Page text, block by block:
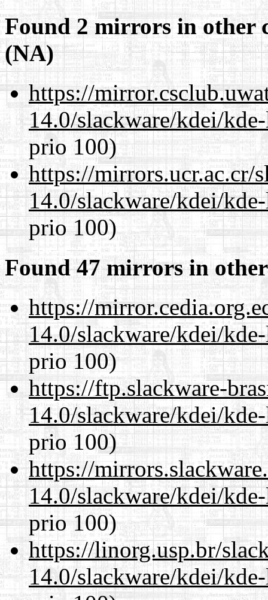
Found 2 mirrors in other
(NA)
https://
14.0/slackware/kdei/
prio 100)
https://mirrors.ucr.ac.cr/
14.0/slackware/kdei/
prio 100)
Found 47 mirrors in
https://
14.0/slackware/kdei/
prio 100)
https://ftp.slackware-
14.0/slackware/kdei/
prio 100)
https://
14.0/slackware/kdei/
prio 100)
https://linorg.usp.br/
14.0/slackware/kdei/